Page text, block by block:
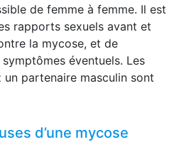
de femme à femme. Il est
rapports sexuels avant et
la mycose, et de
éventuels. Les
partenaire masculin sont
d’une mycose